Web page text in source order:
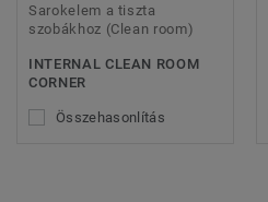
Sarokelem a tiszta
szobákhoz (Clean room)
INTERNAL CLEAN ROOM
CORNER
Összehasonlítás